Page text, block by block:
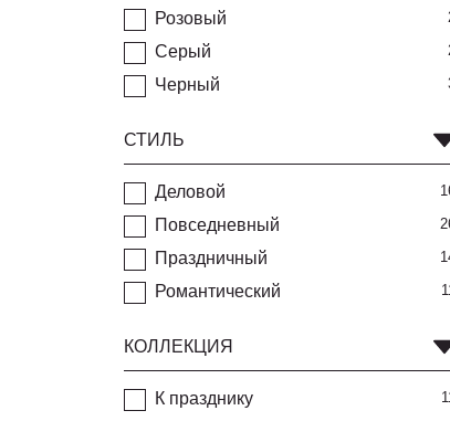
Розовый
Серый
Черный
СТИЛЬ
Деловой
Повседневный
Праздничный
Романтический
КОЛЛЕКЦИЯ
К празднику